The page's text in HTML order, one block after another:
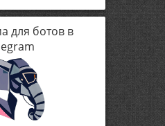
для ботов в